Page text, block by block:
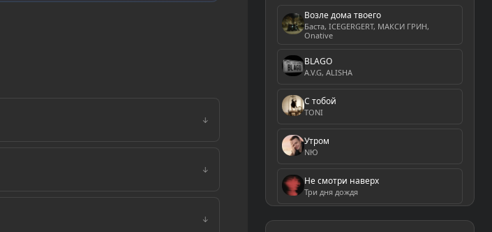
Возле дома твоего
Баста, ICEGERGERT, МАКСИ ГРИН,
Onative
BLAGO
A.V.G, ALISHA
С тобой
TONI
Утром
NЮ
Не смотри наверх
Три дня дождя
↓
↓
↓